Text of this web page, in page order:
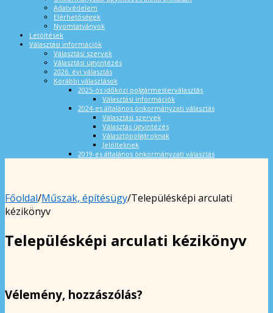
Adatvédelem
Elérhetőségek
Nyomtatványok
Letöltések
Választási információk
Választási szervek
Választási ügyintézés
2026. évi választás
Korábbi választások
2025-ös időközi polgármesterválasztás
Választási információk
2024-es általános önkormányzati választás
Választási szervek
Választás ügyintézés
Választópolgároknak
Jelölteknek
2019-es általános önkormányzati választás
Főoldal/Műszak, építésügy/Településképi arculati
kézikönyv
Településképi arculati kézikönyv
Vélemény, hozzászólás?